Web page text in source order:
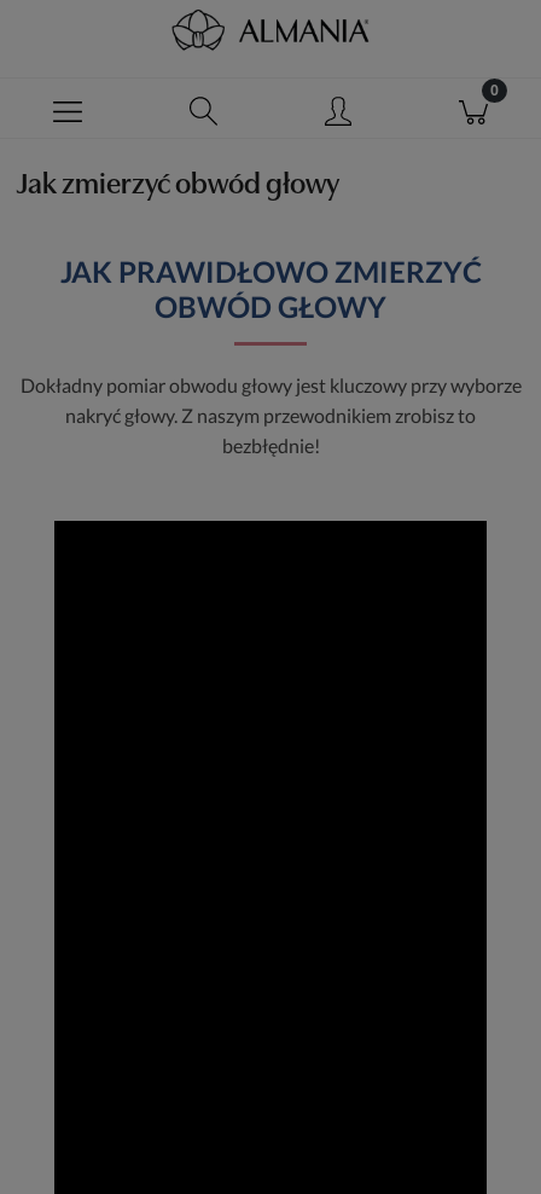
Jak zmierzyć obwód głowy
JAK PRAWIDŁOWO ZMIERZYĆ
OBWÓD GŁOWY
Dokładny pomiar obwodu głowy jest kluczowy przy wyborze
nakryć głowy. Z naszym przewodnikiem zrobisz to
bezbłędnie!